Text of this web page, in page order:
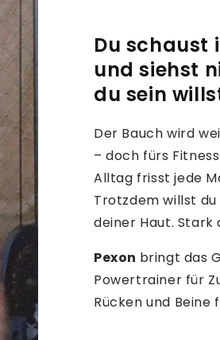
Du schaust
und siehst
du sein
Der Bauch wird
– doch fürs
Alltag frisst jede
Trotzdem willst
deiner Haut. Stark
Pexon bringt das
Powertrainer für
Rücken und Beine